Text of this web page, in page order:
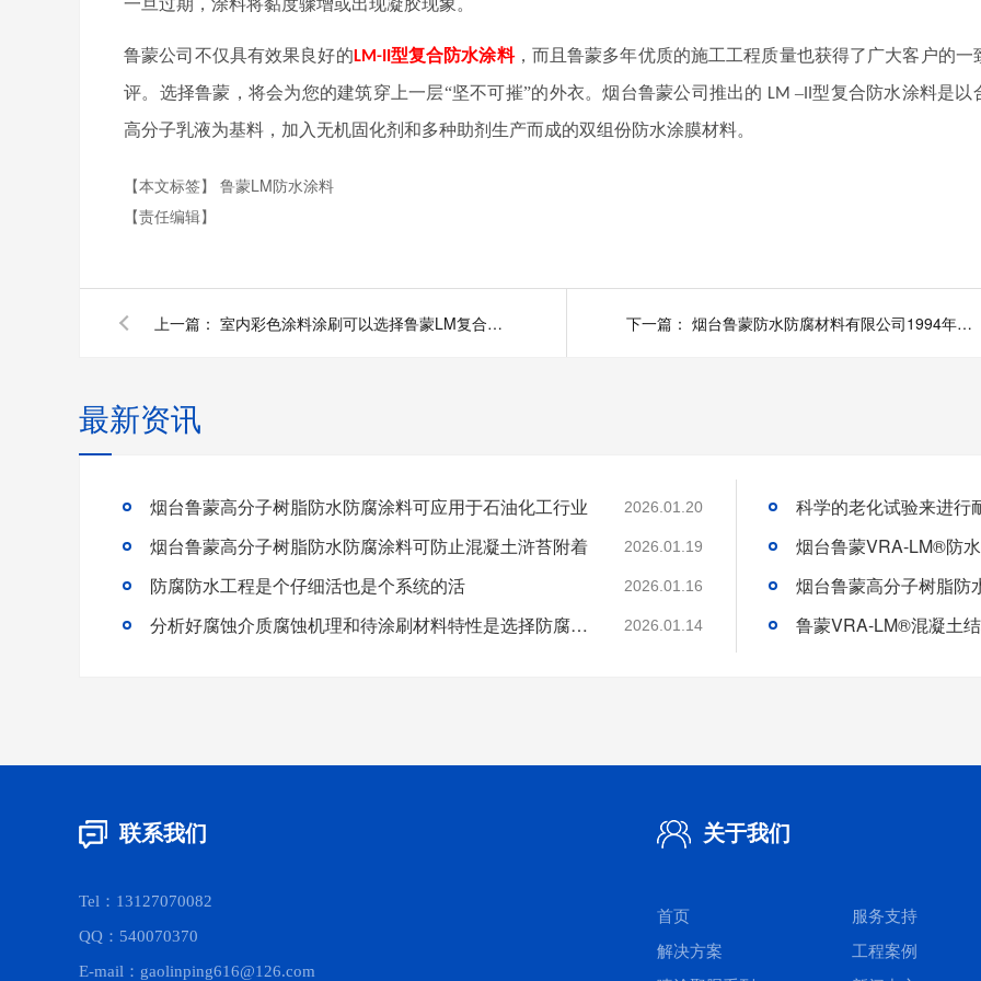
鲁蒙公司不仅具有效果良好的 LM-II 型复合防水涂料，而且鲁蒙多年优质的施工工程质量也获得了广大客户的一
评。选择鲁蒙，将会为您的建筑穿上一层“坚不可摧”的外衣。烟台鲁蒙公司推出的 LM– II型复合防水涂料是以
高分子乳液为基料，加入无机固化剂和多种助剂生产而成的双组份防水涂膜材料。
【本文标签】 鲁蒙LM防水涂料
【责任编辑】
上一篇： 室内彩色涂料涂刷可以选择鲁蒙LM复合防水涂料 下一篇： 烟台鲁蒙防水防腐材料有限公司1994年涉足防水防腐领域
最新资讯
烟台鲁蒙高分子树脂防水防腐涂料可应用于石油化工行业 2026.01.20
烟台鲁蒙高分子树脂防水防腐涂料可防止混凝土浒苔附着 2026.01.19
防腐防水工程是个仔细活也是个系统的活 2026.01.16
分析好腐蚀介质腐蚀机理和待涂刷材料特性是选择防腐涂料的基础 2026.01.14
联系我们
Tel：13127070082
QQ：540070370
E-mail：gaolinping616@126.com
关于我们
首页
服务支持
解决方案
工程案例